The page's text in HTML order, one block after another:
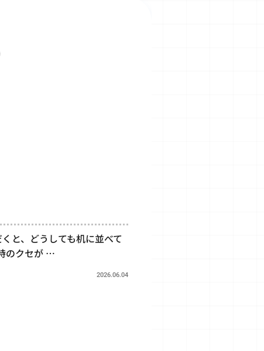
と、どうしても机に並べて
のクセが …
2026.06.04